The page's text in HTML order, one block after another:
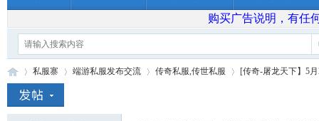
购买广告说明，有任
私服寨 端游私服发布交流 传奇私服,传世私服 [传奇-屠龙天下】5